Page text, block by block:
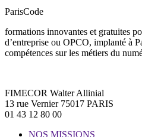
ParisCode
formations innovantes et gratuites
d’entreprise ou OPCO, implanté à
compétences sur les métiers du
FIMECOR Walter Allinial
13 rue Vernier 75017 PARIS
01 43 12 80 00
NOS MISSIONS